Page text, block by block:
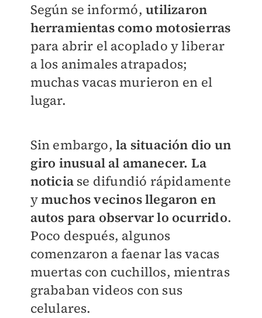
Según se informó,utilizaron
herramientas como motosierras
para abrir el acoplado y liberar
a los animales atrapados;
muchas vacas murieron en el
lugar.
Sin embargo,la situación dio un
giro inusual al amanecer. La
noticiase difundió rápidamente
ymuchos vecinos llegaron en
autos para observar lo ocurrido.
Poco después, algunos
comenzaron a faenar las vacas
muertas con cuchillos, mientras
grababan videos con sus
celulares.